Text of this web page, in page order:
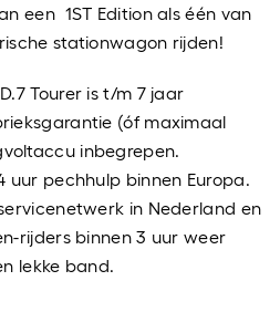
een 1ST Edition als één van
stationwagon rijden!
Tourer is t/m 7 jaar
(óf maximaal
inbegrepen.
uur pechhulp binnen Europa.
in Nederland en
rijders binnen 3 uur weer
lekke band.